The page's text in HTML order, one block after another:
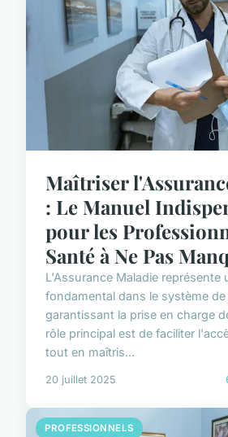
Maîtriser
: Le Manuel
pour les
Santé à Ne Pas
L'Assurance Maladie représente
fondamental dans le système
garantissant la prise en charge
rôle principal est de faciliter
tout en maîtris...
20 juillet 2025
PROFESSIONNELS